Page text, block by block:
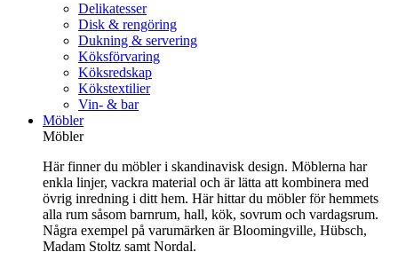
Delikatesser
Disk & rengöring
Dukning & servering
Köksförvaring
Köksredskap
Kökstextilier
Vin- & bar
Möbler
Möbler
Här finner du möbler i skandinavisk design. Möblerna har
enkla linjer, vackra material och är lätta att kombinera med
övrig inredning i ditt hem. Här hittar du möbler för hemmets
alla rum såsom barnrum, hall, kök, sovrum och vardagsrum.
Några exempel på varumärken är Bloomingville, Hübsch,
Madam Stoltz samt Nordal.